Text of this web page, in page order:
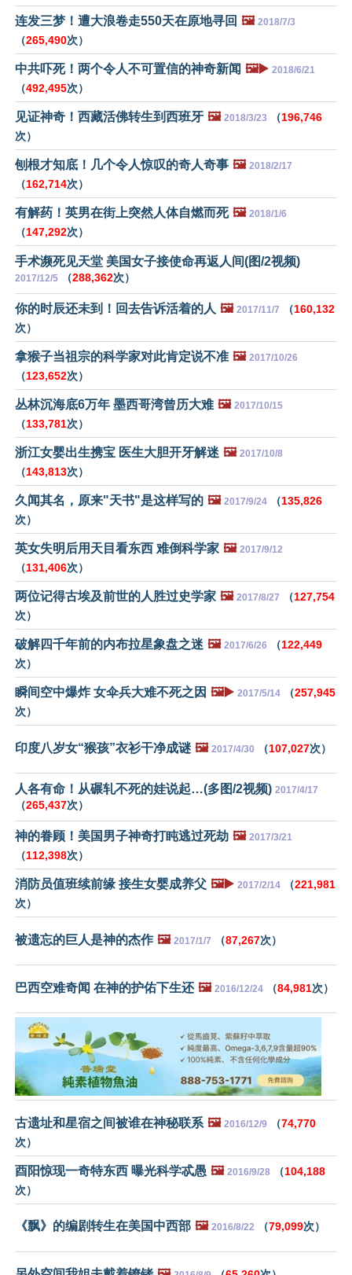
连发三梦！遭大浪卷走550天在原地寻回 🖼️ 2018/7/3
（265,490次）
中共吓死！两个令人不可置信的神奇新闻 🖼️▶️ 2018/6/21
（492,495次）
见证神奇！西藏活佛转生到西班牙 🖼️ 2018/3/23 （196,746
次）
刨根才知底！几个令人惊叹的奇人奇事 🖼️ 2018/2/17
（162,714次）
有解药！英男在街上突然人体自燃而死 🖼️ 2018/1/6
（147,292次）
手术濒死见天堂 美国女子接使命再返人间(图/2视频)
2017/12/5 （288,362次）
你的时辰还未到！回去告诉活着的人 🖼️ 2017/11/7 （160,132
次）
拿猴子当祖宗的科学家对此肯定说不准 🖼️ 2017/10/26
（123,652次）
丛林沉海底6万年 墨西哥湾曾历大难 🖼️ 2017/10/15
（133,781次）
浙江女婴出生携宝 医生大胆开牙解迷 🖼️ 2017/10/8
（143,813次）
久闻其名，原来"天书"是这样写的 🖼️ 2017/9/24 （135,826
次）
英女失明后用天目看东西 难倒科学家 🖼️ 2017/9/12
（131,406次）
两位记得古埃及前世的人胜过史学家 🖼️ 2017/8/27 （127,754
次）
破解四千年前的内布拉星象盘之迷 🖼️ 2017/6/26 （122,449
次）
瞬间空中爆炸 女伞兵大难不死之因 🖼️▶️ 2017/5/14 （257,945
次）
印度八岁女“猴孩”衣衫干净成谜 🖼️ 2017/4/30 （107,027次）
人各有命！从碾轧不死的娃说起…(多图/2视频) 2017/4/17
（265,437次）
神的眷顾！美国男子神奇打盹逃过死劫 🖼️ 2017/3/21
（112,398次）
消防员值班续前缘 接生女婴成养父 🖼️▶️ 2017/2/14 （221,981
次）
被遗忘的巨人是神的杰作 🖼️ 2017/1/7 （87,267次）
巴西空难奇闻 在神的护佑下生还 🖼️ 2016/12/24 （84,981次）
古遗址和星宿之间被谁在神秘联系 🖼️ 2016/12/9 （74,770
次）
酉阳惊现一奇特东西 曝光科学忒愚 🖼️ 2016/9/28 （104,188
次）
《飘》的编剧转生在美国中西部 🖼️ 2016/8/22 （79,099次）